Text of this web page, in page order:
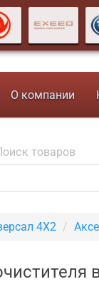
О компании
4X2